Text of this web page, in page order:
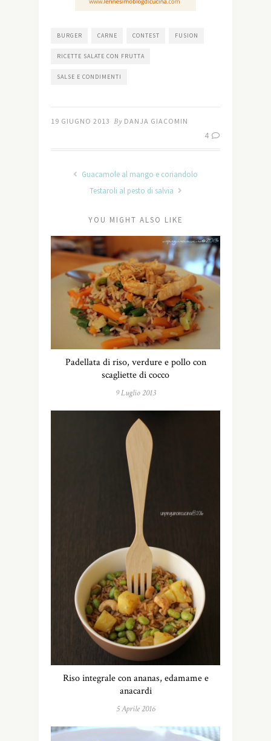
BURGER CARNE CONTEST FUSION
RICETTE SALATE CON FRUTTA
SALSE E CONDIMENTI
19 GIUGNO 2013 By DANJA GIACOMIN
4
Guacamole al mango e coriandolo
Testaroli al pesto di salvia
YOU MIGHT ALSO LIKE
Padellata di riso, verdure e pollo con
scagliette di cocco
9 Luglio 2013
Riso integrale con ananas, edamame e
anacardi
5 Aprile 2016